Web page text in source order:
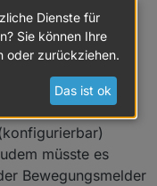
der Adapter
welche diese
Alarmanlage
wie sie wollen
müsste es
Bewegungsmelder
Dienste für
Sie können Ihre
oder zurückziehen.
Das ist ok